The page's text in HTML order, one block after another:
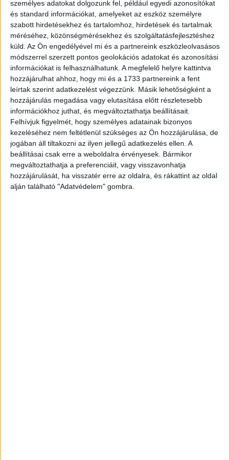
személyes adatokat dolgozunk fel, például egyedi azonosítókat
és standard információkat, amelyeket az eszköz személyre
szabott hirdetésekhez és tartalomhoz, hirdetések és tartalmak
méréséhez, közönségmérésekhez és szolgáltatásfejlesztéshez
küld. Az Ön engedélyével mi és a partnereink eszközleolvasásos
módszerrel szerzett pontos geolokációs adatokat és azonosítási
információkat is felhasználhatunk. A megfelelő helyre kattintva
hozzájárulhat ahhoz, hogy mi és a 1733 partnereink a fent
leírtak szerint adatkezelést végezzünk. Másik lehetőségként a
hozzájárulás megadása vagy elutasítása előtt részletesebb
információkhoz juthat, és megváltoztathatja beállításait.
Felhívjuk figyelmét, hogy személyes adatainak bizonyos
kezeléséhez nem feltétlenül szükséges az Ön hozzájárulása, de
jogában áll tiltakozni az ilyen jellegű adatkezelés ellen. A
beállításai csak erre a weboldalra érvényesek. Bármikor
megváltoztathatja a preferenciáit, vagy visszavonhatja
hozzájárulását, ha visszatér erre az oldalra, és rákattint az oldal
alján található "Adatvédelem" gombra.
fog további elemekkel, így például display hirdetésekkel
is találkozhat majd a célcsoport.” – árulta el Pavláth Zita, a
Neo Interactive operatív vezetője.
A hosszútávú együttműködésről a későbbiekben a neo
weboldalán is lehet majd bővebben olvasni, így érdemes
lesz rendszeresen látogatni azt.
OLVASTA MÁR?